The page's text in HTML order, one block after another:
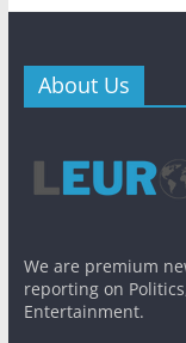
About Us
We are premium
reporting on
Entertainment.